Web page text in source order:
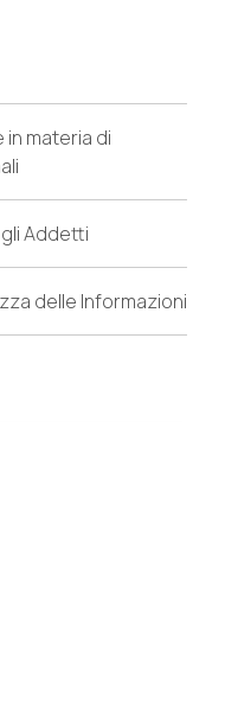
in materia di
Addetti
delle Informazioni